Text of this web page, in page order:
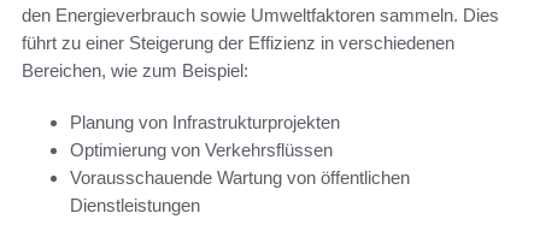
den Energieverbrauch sowie Umweltfaktoren sammeln. Dies
führt zu einer Steigerung der Effizienz in verschiedenen
Bereichen, wie zum Beispiel:
Planung von Infrastrukturprojekten
Optimierung von Verkehrsflüssen
Vorausschauende Wartung von öffentlichen
Dienstleistungen